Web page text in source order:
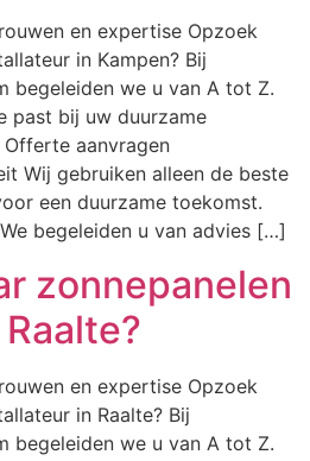
en expertise Opzoek
in Kampen? Bij
begeleiden we u van A tot Z.
past bij uw duurzame
aanvragen
Wij gebruiken alleen de beste
een duurzame toekomst.
begeleiden u van advies […]
zonnepanelen
en expertise Opzoek
in Raalte? Bij
begeleiden we u van A tot Z.